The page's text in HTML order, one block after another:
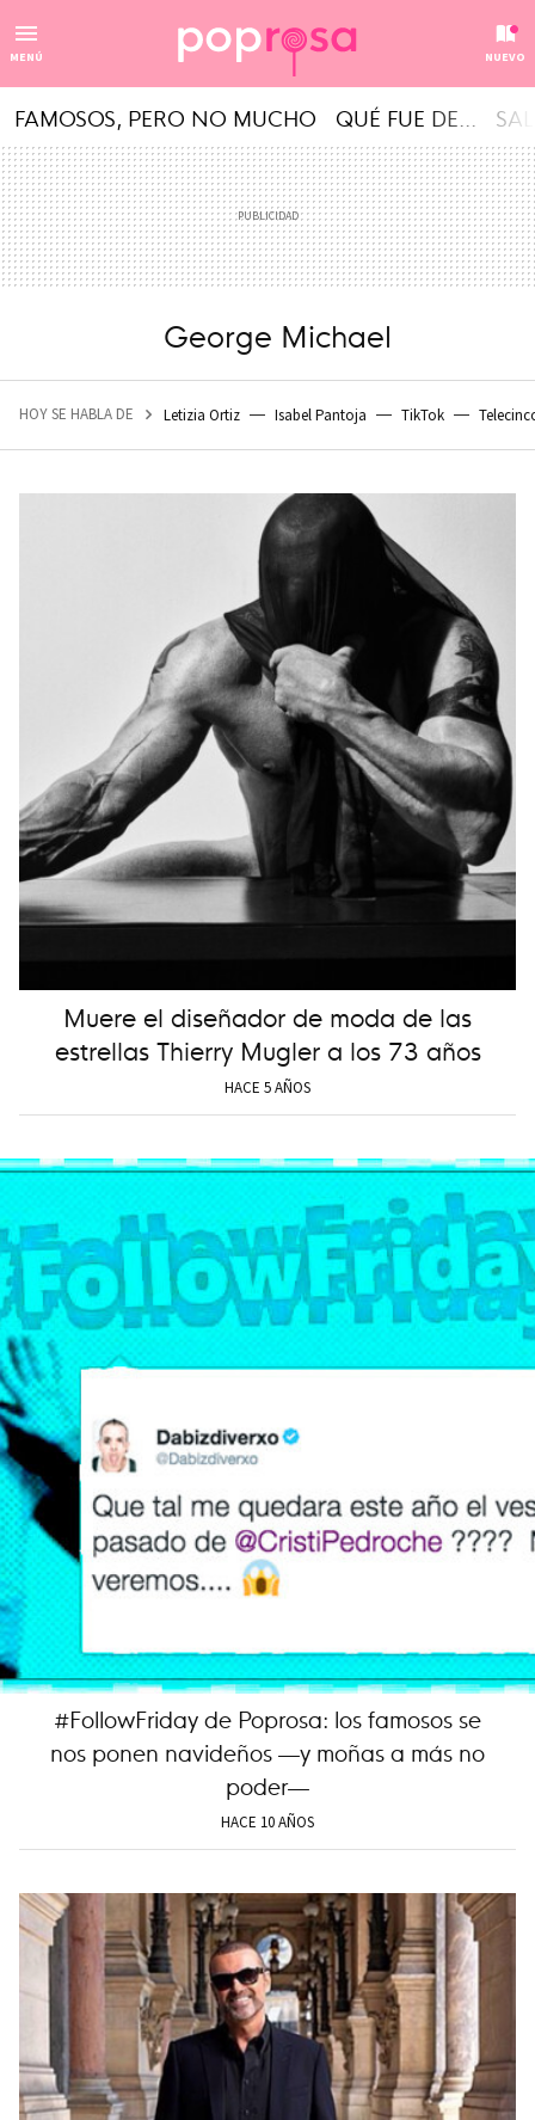
MENÚ NUEVO
FAMOSOS, PERO NO MUCHO QUÉ FUE DE...
George Michael
HOY SE HABLA DE Letizia Ortiz Isabel Pantoja TikTok
Muere el diseñador de moda de las
estrellas Thierry Mugler a los 73 años
HACE 5 AÑOS
#FollowFriday de Poprosa: los famosos se
nos ponen navideños —y moñas a más no
poder—
HACE 10 AÑOS